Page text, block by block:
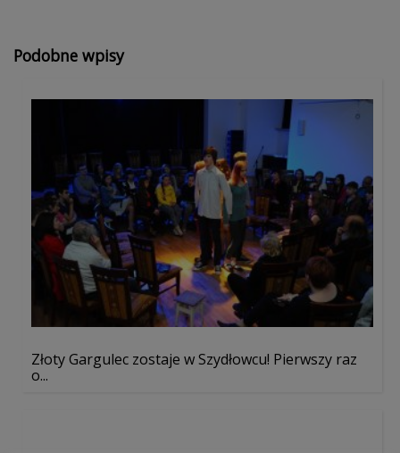
Podobne wpisy
Złoty Gargulec zostaje w Szydłowcu! Pierwszy raz
o...